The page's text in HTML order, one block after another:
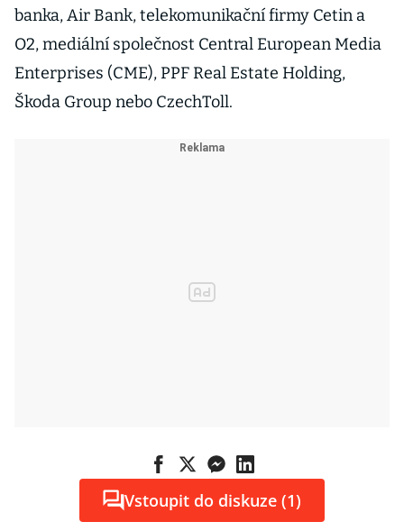
banka, Air Bank, telekomunikační firmy Cetin a
O2, mediální společnost Central European Media
Enterprises (CME), PPF Real Estate Holding,
Škoda Group nebo CzechToll.
Vstoupit do diskuze (1)